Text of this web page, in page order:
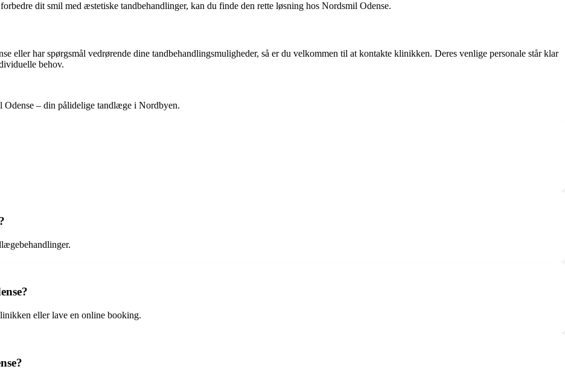
dit smil med æstetiske tandbehandlinger, kan du finde den rette løsning hos Nordsmil Odense.
eller har spørgsmål vedrørende dine tandbehandlingsmuligheder, så er du velkommen til at kontakte klinikken. Deres venlige personale står klar
behov.
Odense – din pålidelige tandlæge i Nordbyen.
eller lave en online booking.